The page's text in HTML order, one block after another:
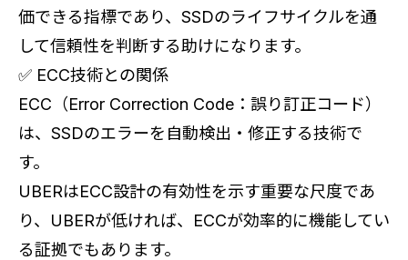
価できる指標であり、SSDのライフサイクルを通
して信頼性を判断する助けになります。
✅ ECC技術との関係
ECC（Error Correction Code：誤り訂正コード）
は、SSDのエラーを自動検出・修正する技術で
す。
UBERはECC設計の有効性を示す重要な尺度であ
り、UBERが低ければ、ECCが効率的に機能してい
る証拠でもあります。